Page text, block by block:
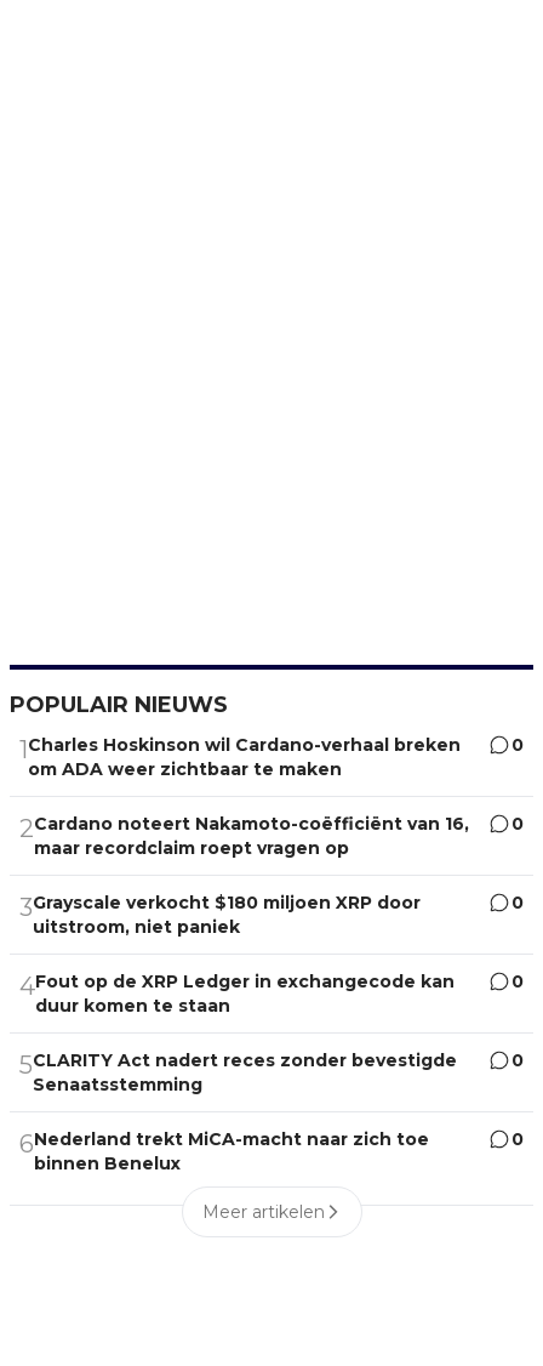
POPULAIR NIEUWS
1Charles Hoskinson wil Cardano-verhaal breken
om ADA weer zichtbaar te maken
0
2Cardano noteert Nakamoto-coëfficiënt van 16,
maar recordclaim roept vragen op
0
3Grayscale verkocht $180 miljoen XRP door
uitstroom, niet paniek
0
4Fout op de XRP Ledger in exchangecode kan
duur komen te staan
0
5CLARITY Act nadert reces zonder bevestigde
Senaatsstemming
0
6Nederland trekt MiCA-macht naar zich toe
binnen Benelux
0
Meer artikelen